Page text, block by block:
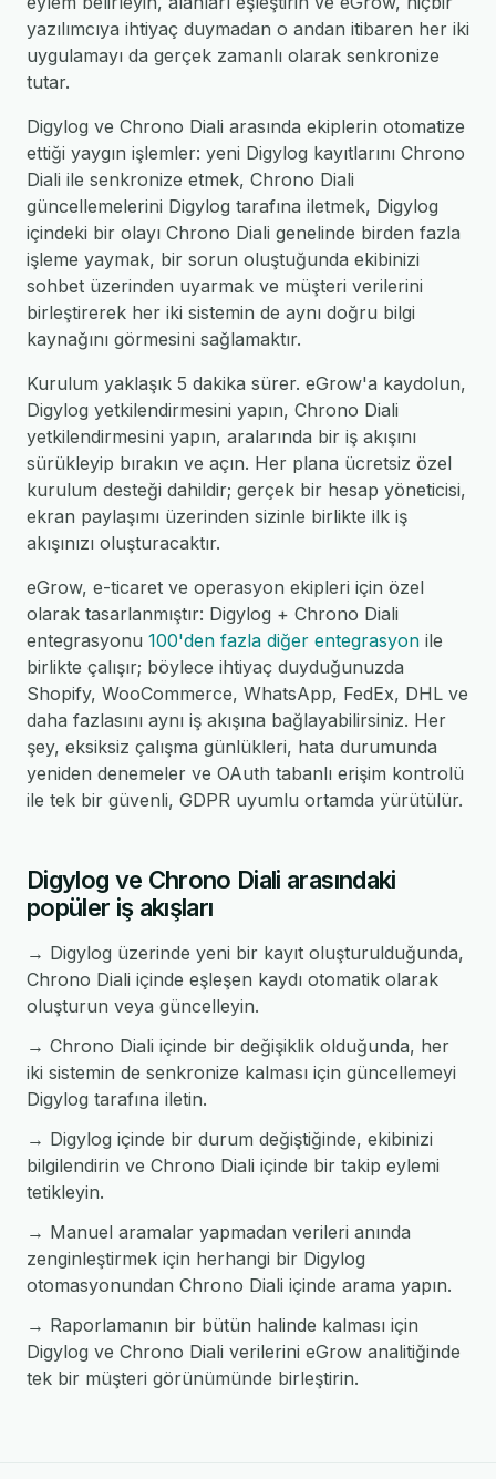
yazılımcıya ihtiyaç duymadan o andan itibaren her iki
uygulamayı da gerçek zamanlı olarak senkronize
tutar.
Digylog ve Chrono Diali arasında ekiplerin otomatize
ettiği yaygın işlemler: yeni Digylog kayıtlarını Chrono
Diali ile senkronize etmek, Chrono Diali
güncellemelerini Digylog tarafına iletmek, Digylog
içindeki bir olayı Chrono Diali genelinde birden fazla
işleme yaymak, bir sorun oluştuğunda ekibinizi
sohbet üzerinden uyarmak ve müşteri verilerini
birleştirerek her iki sistemin de aynı doğru bilgi
kaynağını görmesini sağlamaktır.
Kurulum yaklaşık 5 dakika sürer. eGrow'a kaydolun,
Digylog yetkilendirmesini yapın, Chrono Diali
yetkilendirmesini yapın, aralarında bir iş akışını
sürükleyip bırakın ve açın. Her plana ücretsiz özel
kurulum desteği dahildir; gerçek bir hesap yöneticisi,
ekran paylaşımı üzerinden sizinle birlikte ilk iş
akışınızı oluşturacaktır.
eGrow, e-ticaret ve operasyon ekipleri için özel
olarak tasarlanmıştır: Digylog + Chrono Diali
entegrasyonu 100'den fazla diğer entegrasyon ile
birlikte çalışır; böylece ihtiyaç duyduğunuzda
Shopify, WooCommerce, WhatsApp, FedEx, DHL ve
daha fazlasını aynı iş akışına bağlayabilirsiniz. Her
şey, eksiksiz çalışma günlükleri, hata durumunda
yeniden denemeler ve OAuth tabanlı erişim kontrolü
ile tek bir güvenli, GDPR uyumlu ortamda yürütülür.
Digylog ve Chrono Diali arasındaki
popüler iş akışları
→ Digylog üzerinde yeni bir kayıt oluşturulduğunda,
Chrono Diali içinde eşleşen kaydı otomatik olarak
oluşturun veya güncelleyin.
→ Chrono Diali içinde bir değişiklik olduğunda, her
iki sistemin de senkronize kalması için güncellemeyi
Digylog tarafına iletin.
→ Digylog içinde bir durum değiştiğinde, ekibinizi
bilgilendirin ve Chrono Diali içinde bir takip eylemi
tetikleyin.
→ Manuel aramalar yapmadan verileri anında
zenginleştirmek için herhangi bir Digylog
otomasyonundan Chrono Diali içinde arama yapın.
→ Raporlamanın bir bütün halinde kalması için
Digylog ve Chrono Diali verilerini eGrow analitiğinde
tek bir müşteri görünümünde birleştirin.